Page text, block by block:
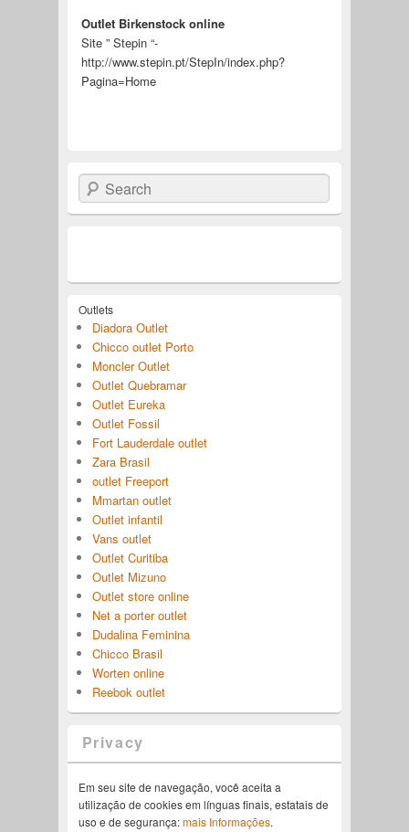
Outlet Birkenstock online
Site ” Stepin “-
http://www.stepin.pt/StepIn/index.php?
Pagina=Home
Search
Outlets
Diadora Outlet
Chicco outlet Porto
Moncler Outlet
Outlet Quebramar
Outlet Eureka
Outlet Fossil
Fort Lauderdale outlet
Zara Brasil
outlet Freeport
Mmartan outlet
Outlet infantil
Vans outlet
Outlet Curitiba
Outlet Mizuno
Outlet store online
Net a porter outlet
Dudalina Feminina
Chicco Brasil
Worten online
Reebok outlet
Privacy
Em seu site de navegação, você aceita a
utilização de cookies em línguas finais, estatais de
uso e de segurança:mais Informações.